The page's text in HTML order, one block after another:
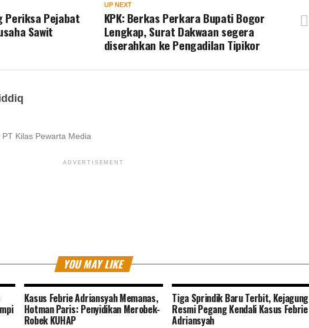
UP NEXT
KPK: Berkas Perkara Bupati Bogor
Lengkap, Surat Dakwaan segera
diserahkan ke Pengadilan Tipikor
Periksa Pejabat
Sawit
Kilas Pewarta Media
ADVERTISEMENT
YOU MAY LIKE
Kasus Febrie Adriansyah Memanas,
Hotman Paris: Penyidikan Merobek-
Robek KUHAP
Tiga Sprindik Baru Terbit, Kejagung
Resmi Pegang Kendali Kasus Febrie
Adriansyah